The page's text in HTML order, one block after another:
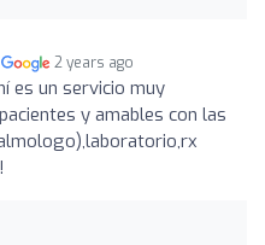
2 years ago
es un servicio muy
y amables con las